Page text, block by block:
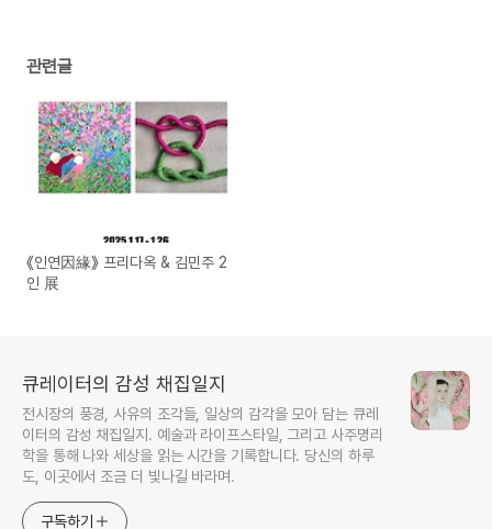
관련글
《인연因緣》 프리다옥 & 김민주 2
인 展
큐레이터의 감성 채집일지
전시장의 풍경, 사유의 조각들, 일상의 감각을 모아 담는 큐레
이터의 감성 채집일지. 예술과 라이프스타일, 그리고 사주명리
학을 통해 나와 세상을 읽는 시간을 기록합니다. 당신의 하루
도, 이곳에서 조금 더 빛나길 바라며.
구독하기